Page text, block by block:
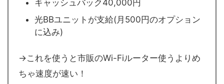
キャッシュバック40,000円
光BBユニットが支給(月500円のオプション
に込み)
→これを使うと市販のWi-Fiルーター使うよりめ
ちゃ速度が速い！